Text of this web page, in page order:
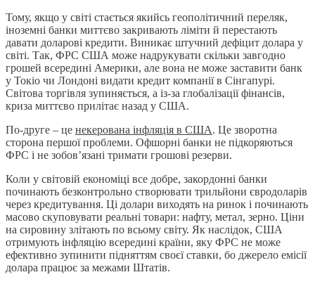
Тому, якщо у світі стається якийсь геополітичний переляк,
іноземні банки миттєво закривають ліміти й перестають
давати доларові кредити. Виникає штучний дефіцит долара у
світі. Так, ФРС США може надрукувати скільки завгодно
грошей всередині Америки, але вона не може заставити банк
у Токіо чи Лондоні видати кредит компанії в Сінгапурі.
Світова торгівля зупиняється, а із-за глобалізації фінансів,
криза миттєво прилітає назад у США.
По-друге – це некерована інфляція в США. Це зворотна
сторона першої проблеми. Офшорні банки не підкоряються
ФРС і не зобов’язані тримати грошові резерви.
Коли у світовій економіці все добре, закордонні банки
починають безконтрольно створювати трильйони євродоларів
через кредитування. Ці долари виходять на ринок і починають
масово скуповувати реальні товари: нафту, метал, зерно. Ціни
на сировину злітають по всьому світу. Як наслідок, США
отримують інфляцію всередині країни, яку ФРС не може
ефективно зупинити підняттям своєї ставки, бо джерело емісії
долара працює за межами Штатів.